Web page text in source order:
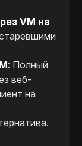
VM на
: Полный
веб-
на